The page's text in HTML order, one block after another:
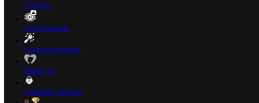
Coleção
Gerar imagem
Criar personagem
Minha IA
Conteúdo privado